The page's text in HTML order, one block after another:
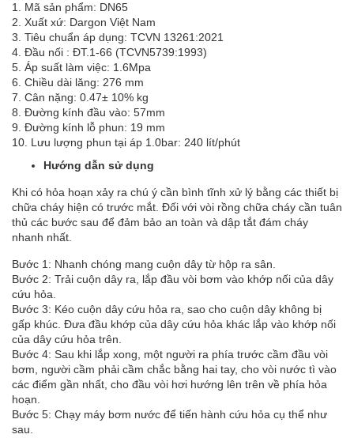
1. Mã sản phẩm: DN65
2. Xuất xứ: Dargon Việt Nam
3. Tiêu chuẩn áp dụng: TCVN 13261:2021
4. Đầu nối : ĐT.1-66 (TCVN5739:1993)
5. Áp suất làm việc: 1.6Mpa
6. Chiều dài lăng: 276 mm
7. Cân nặng: 0.47± 10% kg
8. Đường kính đầu vào: 57mm
9. Đường kính lỗ phun: 19 mm
10. Lưu lượng phun tại áp 1.0bar: 240 lít/phút
Hướng dẫn sử dụng
Khi có hỏa hoạn xảy ra chú ý cần bình tĩnh xử lý bằng các thiết bị
chữa cháy hiện có trước mắt. Đối với vòi rồng chữa cháy cần tuân
thủ các bước sau để đảm bảo an toàn và dập tắt đám cháy
nhanh nhất.
Bước 1: Nhanh chóng mang cuộn dây từ hộp ra sân.
Bước 2: Trải cuộn dây ra, lắp đầu vòi bơm vào khớp nối của dây
cứu hỏa.
Bước 3: Kéo cuộn dây cứu hỏa ra, sao cho cuộn dây không bị
gấp khúc. Đưa đầu khớp của dây cứu hỏa khác lắp vào khớp nối
của dây cứu hỏa trên.
Bước 4: Sau khi lắp xong, một người ra phía trước cầm đầu vòi
bơm, người cầm phải cầm chắc bằng hai tay, cho vòi nước tì vào
các điểm gần nhất, cho đầu vòi hơi hướng lên trên về phía hỏa
hoạn.
Bước 5: Chạy máy bơm nước để tiến hành cứu hỏa cụ thể như
sau.